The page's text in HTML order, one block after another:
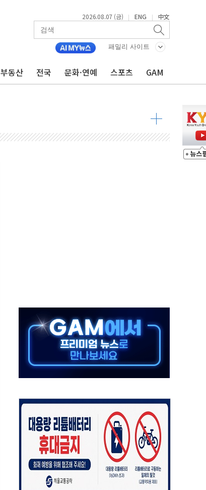
2026.08.07 (금) | ENG | 中文
패밀리 사이트
부동산 전국 문화·연예 스포츠 GAM
'
적 공급 확대·속도전 총력"
주 급등
않아"
공…여의도 1.6배 규모
해명
100mm 호우
쟁 치열
수에도 고유가·금리·입법 지연 '삼중 부담'
104.3GW 기록
되는 또 다른 중동 화약고
뉴스핌 줌인]